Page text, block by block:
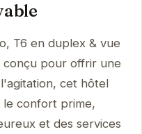
T6 en duplex & vue
pour offrir une
cet hôtel
le confort prime,
et des services